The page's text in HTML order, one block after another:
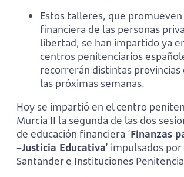
Estos talleres, que
financiera de las personas
libertad, se han impartido ya
centros penitenciarios
recorrerán distintas provincias
las próximas semanas.
Hoy se impartió en el centro
Murcia II la segunda de las dos
de educación financiera ‘Finanzas
–Justicia Educativa’ impulsados por
Santander e Instituciones